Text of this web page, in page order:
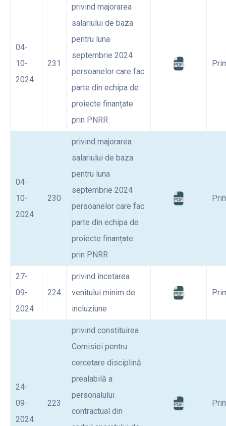
04-
10-
2024
231
privind majorarea
salariului de baza
pentru luna
septembrie 2024
persoanelor care fac
parte din echipa de
proiecte finanțate
prin PNRR
04-
10-
2024
230
privind majorarea
salariului de baza
pentru luna
septembrie 2024
persoanelor care fac
parte din echipa de
proiecte finanțate
prin PNRR
27-
09-
2024
224
privind încetarea
venitului minim de
incluziune
24-
09-
2024
223
privind constituirea
Comisiei pentru
cercetare disciplină
prealabilă a
personalului
contractual din